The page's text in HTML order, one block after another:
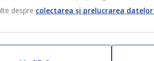
despre colectarea și prelucrarea